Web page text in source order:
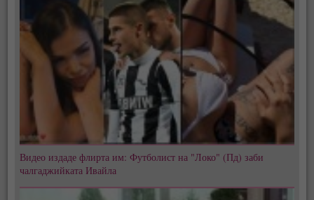
Видео издаде флирта им: Футболист на "Локо" (Пд) заби
чалгаджийката Ивайла